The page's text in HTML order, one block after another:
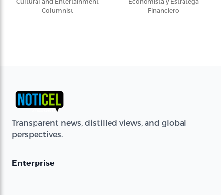
Columnist
Financiero
Transparent news, distilled views, and global
perspectives.
Enterprise